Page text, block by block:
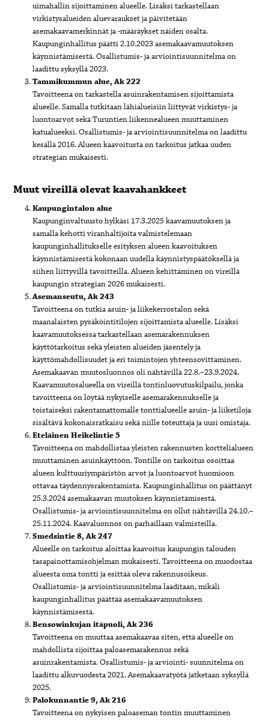
uimahallin sijoittaminen alueelle. Lisäksi tarkastellaan
virkistysalueiden aluevaraukset ja päivitetään
asemakaavamerkinnät ja -määräykset näiden osalta.
Kaupunginhallitus päätti 2.10.2023 asemakaavamuutoksen
käynnistämisestä. Osallistumis- ja arviointisuunnitelma on
laadittu syksyllä 2023.
Tammikummun alue, Ak 222
Tavoitteena on tarkastella asuinrakentamisen sijoittamista
alueelle. Samalla tutkitaan lähialueisiin liittyvät virkistys- ja
luontoarvot sekä Turuntien liikennealueen muuttaminen
katualueeksi. Osallistumis- ja arviointisuunnitelma on laadittu
kesällä 2016. Alueen kaavoitusta on tarkoitus jatkaa uuden
strategian mukaisesti.
Muut vireillä olevat kaavahankkeet
Kaupungintalon alue
Kaupunginvaltuusto hylkäsi 17.3.2025 kaavamuutoksen ja
samalla kehotti viranhaltijoita valmistelemaan
kaupunginhallitukselle esityksen alueen kaavoituksen
käynnistämisestä kokonaan uudella käynnistyspäätöksellä ja
siihen liittyvillä tavoitteilla. Alueen kehittäminen on vireillä
kaupungin strategian 2026 mukaisesti.
Asemanseutu, Ak 243
Tavoitteena on tutkia asuin- ja liikekerrostalon sekä
maanalaisten pysäköintitilojen sijoittamista alueelle. Lisäksi
kaavamuutoksessa tarkastellaan asemarakennuksen
käyttötarkoitus sekä yleisten alueiden jäsentely ja
käyttömahdollisuudet ja eri toimintojen yhteensovittaminen.
Asemakaavan muutosluonnos oli nähtävillä 22.8.–23.9.2024.
Kaavamuutosalueella on vireillä tontinluovutuskilpailu, jonka
tavoitteena on löytää nykyiselle asemarakennukselle ja
toistaiseksi rakentamattomalle tonttialueelle asuin- ja liiketiloja
sisältävä kokonaisratkaisu sekä niille toteuttaja ja uusi omistaja.
Eteläinen Heikelintie 5
Tavoitteena on mahdollistaa yleisten rakennusten korttelialueen
muuttaminen asuinkäyttöön. Tontille on tarkoitus osoittaa
alueen kulttuuriympäristön arvot ja luontoarvot huomioon
ottavaa täydennysrakentamista. Kaupunginhallitus on päättänyt
25.3.2024 asemakaavan muutoksen käynnistämisestä.
Osallistumis- ja arviointisuunnitelma on ollut nähtävillä 24.10.–
25.11.2024. Kaavaluonnos on parhaillaan valmisteilla.
Smedsintie 8, Ak 247
Alueelle on tarkoitus aloittaa kaavoitus kaupungin talouden
tasapainottamisohjelman mukaisesti. Tavoitteena on muodostaa
alueesta oma tontti ja esittää oleva rakennusoikeus.
Osallistumis- ja arviointisuunnitelma laaditaan, mikäli
kaupunginhallitus päättää asemakaavamuutoksen
käynnistämisestä.
Bensowinkujan itäpuoli, Ak 236
Tavoitteena on muuttaa asemakaavaa siten, että alueelle on
mahdollista sijoittaa paloasemarakennus sekä
asuinrakentamista. Osallistumis- ja arviointi- suunnitelma on
laadittu alkuvuodesta 2021. Asemakaavatyötä jatketaan syksyllä
2025.
Palokunnantie 9, Ak 216
Tavoitteena on nykyisen paloaseman tontin muuttaminen